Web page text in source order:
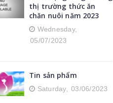
thị trường thức ăn
chăn nuôi năm 2023
Wednesday,
05/07/2023
Tin sản phẩm
Saturday, 03/06/2023